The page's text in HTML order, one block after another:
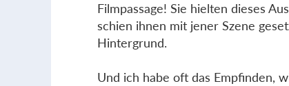
Filmpassage! Sie hielten dieses
schien ihnen mit jener Szene
Hintergrund.
Und ich habe oft das Empfinden,